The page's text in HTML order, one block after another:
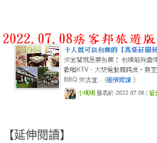
【延伸閱讀】